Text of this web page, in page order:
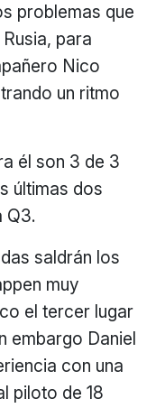
problemas que
para
Nico
un ritmo
él son 3 de 3
últimas dos
Q3.
saldrán los
muy
el tercer lugar
embargo Daniel
con una
piloto de 18